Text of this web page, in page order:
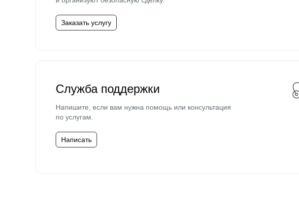
Заказать услугу
Служба поддержки
Напишите, если вам нужна помощь или консультация
по услугам.
Написать